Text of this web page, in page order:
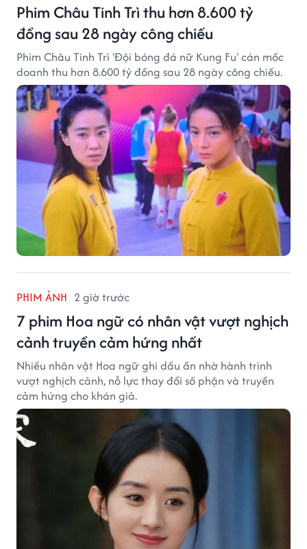
Phim Châu Tinh Trì thu hơn 8.600 tỷ
đồng sau 28 ngày công chiếu
Phim Châu Tinh Trì 'Đội bóng đá nữ Kung Fu' cán mốc
doanh thu hơn 8.600 tỷ đồng sau 28 ngày công chiếu.
PHIM ẢNH 2 giờ trước
7 phim Hoa ngữ có nhân vật vượt nghịch
cảnh truyền cảm hứng nhất
Nhiều nhân vật Hoa ngữ ghi dấu ấn nhờ hành trình
vượt nghịch cảnh, nỗ lực thay đổi số phận và truyền
cảm hứng cho khán giả.